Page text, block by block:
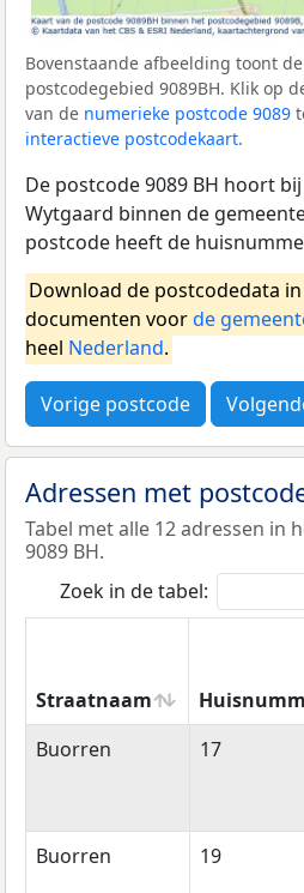
Bovenstaande afbeelding toont
postcodegebied 9089BH. Klik op
van de numerieke postcode 9089
interactieve postcodekaart.
De postcode 9089 BH hoort
Wytgaard binnen de
postcode heeft de
Download de postcodedata
documenten voorde
heel Nederland.
Vorige postcode
Adressen met
Tabel met alle 12 adressen in
9089 BH.
Zoek in de tabel:
Straatnaam
Straatnaam
Buorren 17
Buorren 19